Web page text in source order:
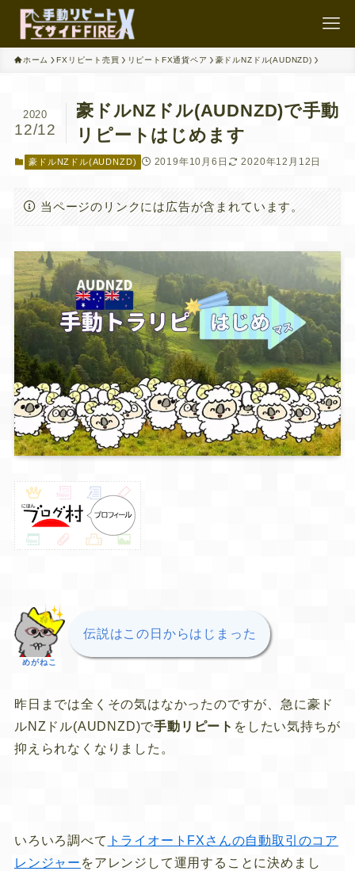
ホーム FXリピート売買 リピートFX通貨ペア 豪ドルNZドル(AUDNZD)
豪ドルNZドル(AUDNZD)で手動
リピートはじめます
2020
12/12
豪ドルNZドル(AUDNZD) 2019年10月6日 2020年12月12日
当ページのリンクには広告が含まれています。
めがねこ
伝説はこの日からはじまった
昨日までは全くその気はなかったのですが、急に豪ド
ルNZドル(AUDNZD)で手動リピート をしたい気持ちが
抑えられなくなりました。
いろいろ調べて トライオートFXさんの自動取引のコア
レンジャー をアレンジして運用することに決めまし